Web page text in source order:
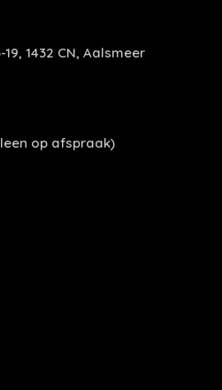
1432 CN, Aalsmeer
op afspraak)